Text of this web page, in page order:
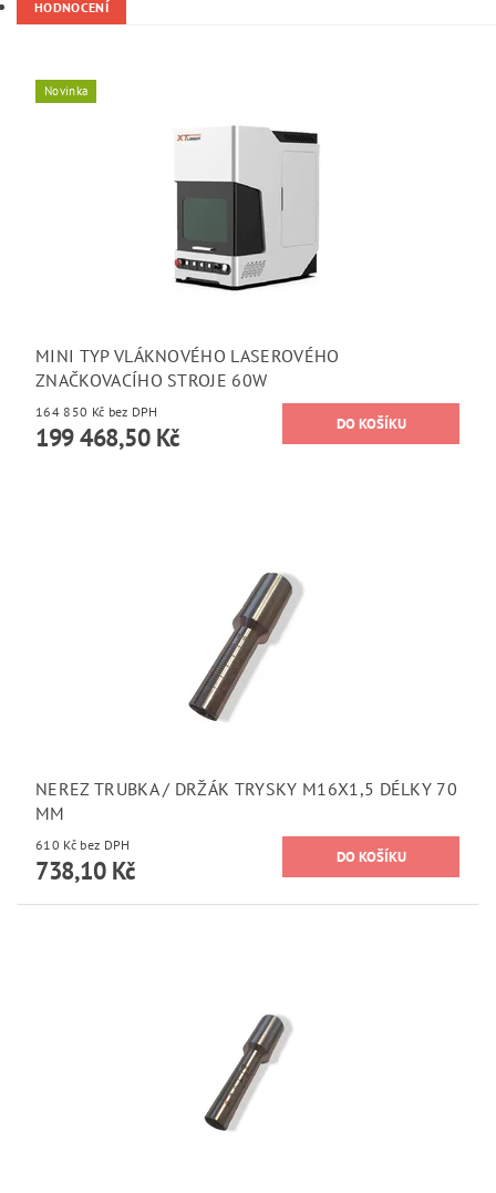
HODNOCENÍ
Novinka
MINI TYP VLÁKNOVÉHO LASEROVÉHO
ZNAČKOVACÍHO STROJE 60W
164 850 Kč bez DPH
199 468,50 Kč
NEREZ TRUBKA / DRŽÁK TRYSKY M16X1,5 DÉLKY 70
MM
610 Kč bez DPH
738,10 Kč